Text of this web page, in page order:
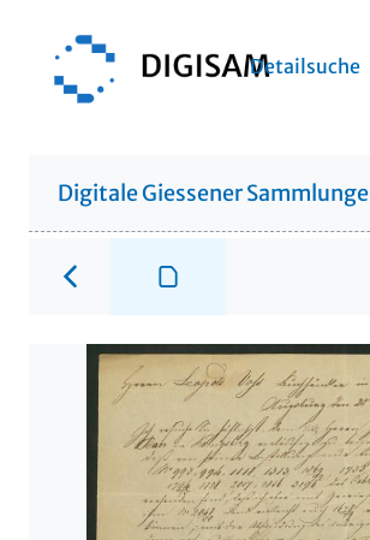
Detailsuche
Digitale Giessener